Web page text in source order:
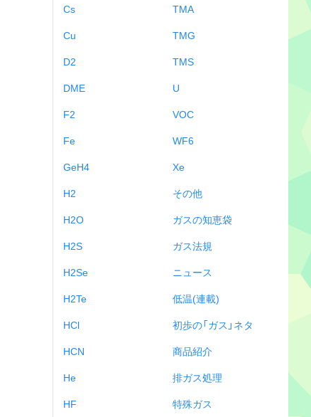
Cs
Cu
D2
DME
F2
Fe
GeH4
H2
H2O
H2S
H2Se
H2Te
HCl
HCN
He
HF
TMA
TMG
TMS
U
VOC
WF6
Xe
その他
ガスの知恵袋
ガス法規
ニュース
低温(連載)
初歩の「ガス」ネタ
商品紹介
排ガス処理
特殊ガス